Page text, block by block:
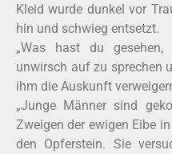
Kleid wurde dunkel vor
hin und schwieg entsetzt.
„Was hast du gesehen,
unwirsch auf zu sprechen
ihm die Auskunft
„Junge Männer sind
Zweigen der ewigen Eibe
den Opferstein. Sie